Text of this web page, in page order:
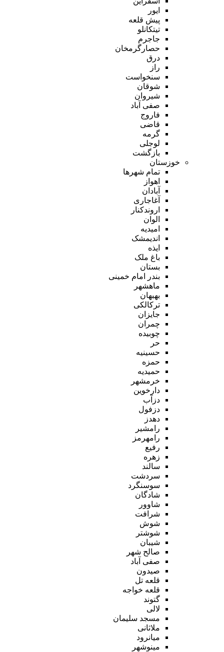
ایور
پیش قلعه
تیتکانلو
جاجرم
حصارگرمخان
درق
راز
سنخواست
شوقان
شیروان
صفی آباد
فاروج
قاضی
گرمه
لوجلی
بازگشت
خوزستان
تمام شهر‌ها
اهواز
آبادان
آغاجاری
اروندکنار
الوان
امیدیه
اندیمشک
ایذه
باغ ملک
بستان
بندر امام خمینی
ماهشهر
بهبهان
ترکالکی
جایزان
چمران
چوبیده
حر
حسینیه
حمزه
حمیدیه
خرمشهر
دارخوین
دزآب
دزفول
دهدز
رامشیر
رامهرمز
رفیع
زهره
سالند
سردشت
سوسنگرد
شادگان
شاوور
شرافت
شوش
شوشتر
شیبان
صالح شهر
صفی آباد
صیدون
قلعه تل
قلعه خواجه
گتوند
لالی
مسجد سلیمان
ملاثانی
میانرود
مینوشهر